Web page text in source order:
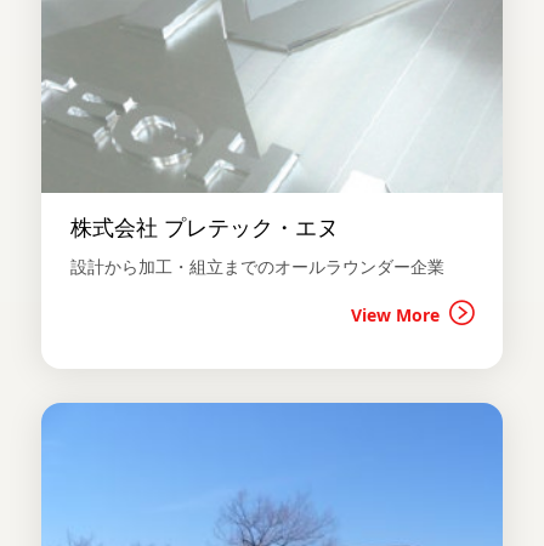
株式会社 プレテック・エヌ
設計から加工・組立までのオールラウンダー企業
View More